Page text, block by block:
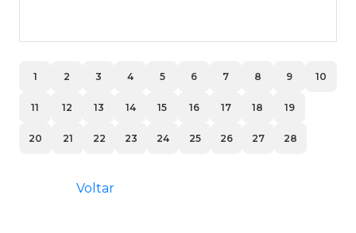
1 2 3 4 5 6 7 8 9 10
11 12 13 14 15 16 17 18 19
20 21 22 23 24 25 26 27 28
Voltar